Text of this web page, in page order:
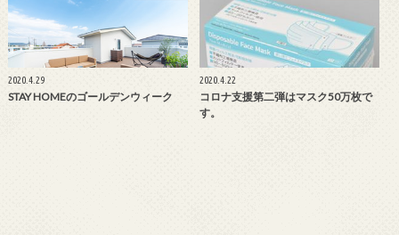
2020.4.29
STAY HOMEのゴールデンウィーク
2020.4.22
コロナ支援第二弾はマスク50万枚で
す。